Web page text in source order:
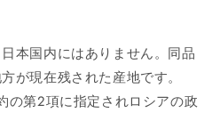
本国内にはありません。同品
が現在残された産地です。
の第2項に指定されロシアの政